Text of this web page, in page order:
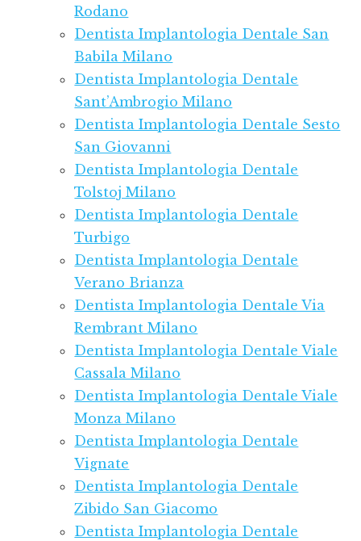
Rodano
Dentista Implantologia Dentale San
Babila Milano
Dentista Implantologia Dentale
Sant’Ambrogio Milano
Dentista Implantologia Dentale Sesto
San Giovanni
Dentista Implantologia Dentale
Tolstoj Milano
Dentista Implantologia Dentale
Turbigo
Dentista Implantologia Dentale
Verano Brianza
Dentista Implantologia Dentale Via
Rembrant Milano
Dentista Implantologia Dentale Viale
Cassala Milano
Dentista Implantologia Dentale Viale
Monza Milano
Dentista Implantologia Dentale
Vignate
Dentista Implantologia Dentale
Zibido San Giacomo
Dentista Implantologia Dentale